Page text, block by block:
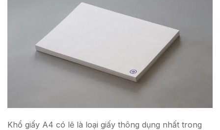
Khổ giấy A4 có lẽ là loại giấy thông dụng nhất trong